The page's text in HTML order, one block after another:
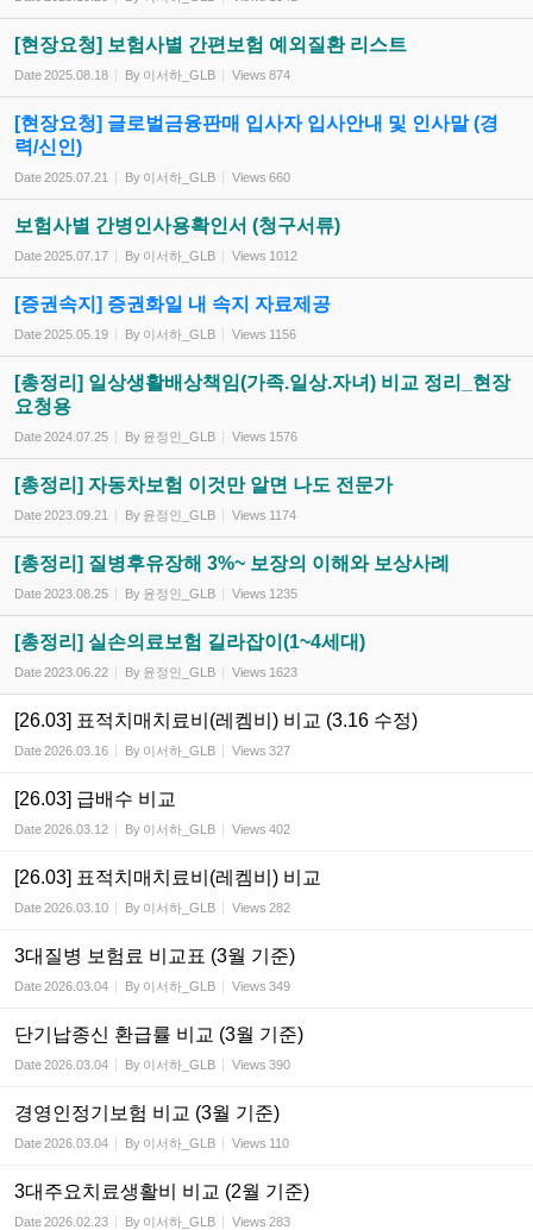
[현장요청] 보험사별 간편보험 예외질환 리스트
Date2025.08.18 By 이서하_GLB Views 874
[현장요청] 글로벌금융판매 입사자 입사안내 및 인사말 (경
력/신인)
Date2025.07.21 By 이서하_GLB Views 660
보험사별 간병인사용확인서 (청구서류)
Date2025.07.17 By 이서하_GLB Views 1012
[증권속지] 증권화일 내 속지 자료제공
Date2025.05.19 By 이서하_GLB Views 1156
[총정리] 일상생활배상책임(가족.일상.자녀) 비교 정리_현장
요청용
Date2024.07.25 By 윤정인_GLB Views 1576
[총정리] 자동차보험 이것만 알면 나도 전문가
Date2023.09.21 By 윤정인_GLB Views 1174
[총정리] 질병후유장해 3%~ 보장의 이해와 보상사례
Date2023.08.25 By 윤정인_GLB Views 1235
[총정리] 실손의료보험 길라잡이(1~4세대)
Date2023.06.22 By 윤정인_GLB Views 1623
[26.03] 표적치매치료비(레켐비) 비교 (3.16 수정)
Date2026.03.16 By 이서하_GLB Views 327
[26.03] 급배수 비교
Date2026.03.12 By 이서하_GLB Views 402
[26.03] 표적치매치료비(레켐비) 비교
Date2026.03.10 By 이서하_GLB Views 282
3대질병 보험료 비교표 (3월 기준)
Date2026.03.04 By 이서하_GLB Views 349
단기납종신 환급률 비교 (3월 기준)
Date2026.03.04 By 이서하_GLB Views 390
경영인정기보험 비교 (3월 기준)
Date2026.03.04 By 이서하_GLB Views 110
3대주요치료생활비 비교 (2월 기준)
Date2026.02.23 By 이서하_GLB Views 283